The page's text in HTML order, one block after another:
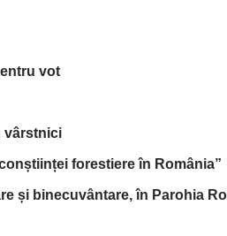
vot
vârstnici
forestiere în România”
și binecuvântare, în Parohia